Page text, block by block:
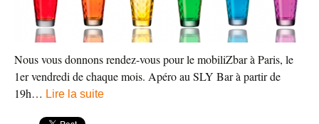
Nous vous donnons rendez-vous pour le mobiliZbar à Paris, le
1er vendredi de chaque mois. Apéro au SLY Bar à partir de
19h… Lire la suite